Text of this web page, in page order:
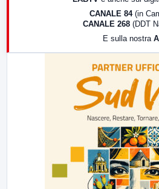
CANALE 84 (in
CANALE 268 (DDT
E sulla nostra